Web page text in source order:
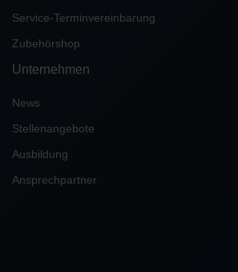
Service-Terminvereinbarung
Zubehörshop
Unternehmen
News
Stellenangebote
Ausbildung
Ansprechpartner